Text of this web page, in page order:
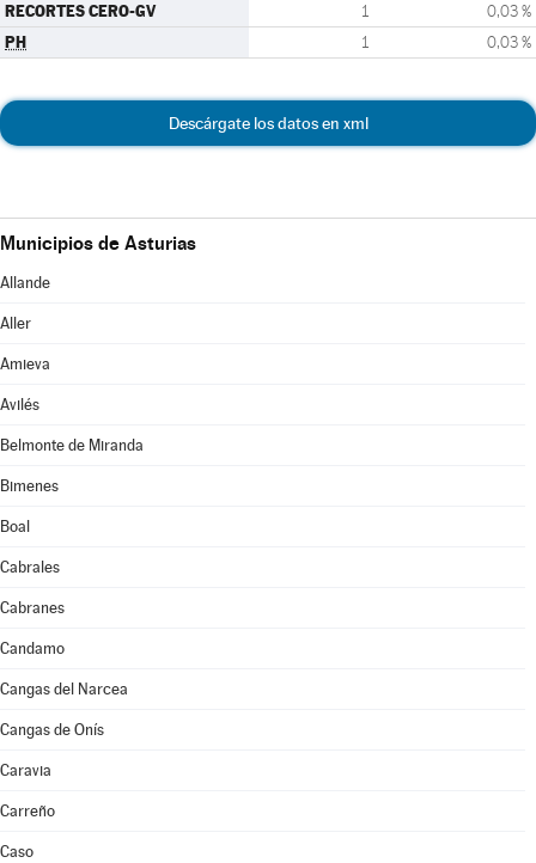
RECORTES CERO-GV 1 0,03 %
PH 1 0,03 %
Descárgate los datos en xml
Municipios de Asturias
Allande
Aller
Amieva
Avilés
Belmonte de Miranda
Bimenes
Boal
Cabrales
Cabranes
Candamo
Cangas del Narcea
Cangas de Onís
Caravia
Carreño
Caso